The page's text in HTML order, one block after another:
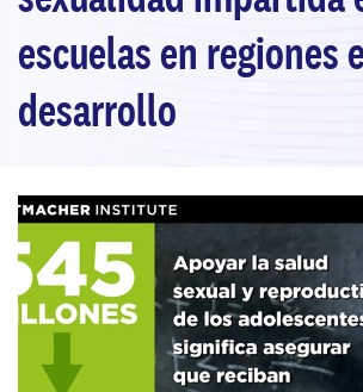
escuelas en regiones
desarrollo